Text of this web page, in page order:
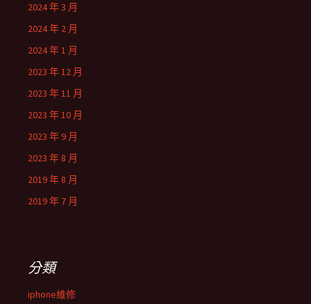
2024 年 3 月
2024 年 2 月
2024 年 1 月
2023 年 12 月
2023 年 11 月
2023 年 10 月
2023 年 9 月
2023 年 8 月
2019 年 8 月
2019 年 7 月
分類
iphone維修